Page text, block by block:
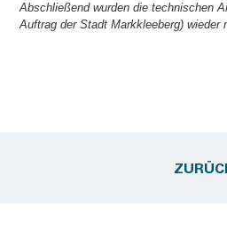
Abschlie­ßend wur­den die tech­ni­schen
Auf­trag der Stadt Mark­klee­berg) wie­der